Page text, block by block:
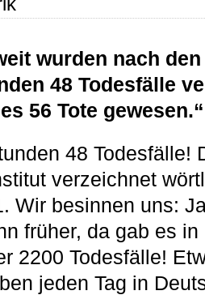
wurden nach
48 Todesfälle
56 Tote gewesen.“
48 Todesfälle!
verzeichnet
Wir besinnen uns:
früher, da gab es
2200 Todesfälle!
jeden Tag in